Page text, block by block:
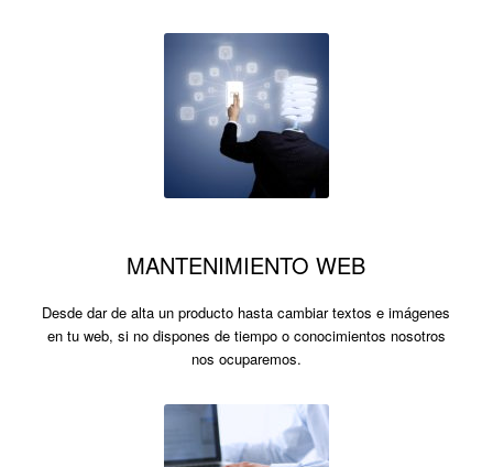
MANTENIMIENTO WEB
Desde dar de alta un producto hasta cambiar textos e imágenes
en tu web, si no dispones de tiempo o conocimientos nosotros
nos ocuparemos.